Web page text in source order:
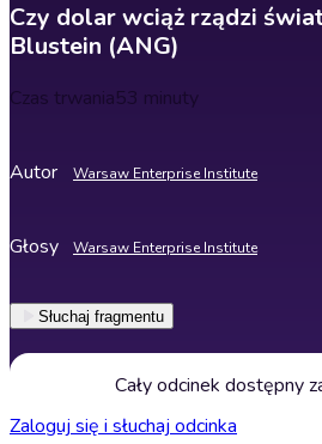
Czy dolar wciąż rządzi
Blustein (ANG)
Czas trwania53 minuty
Autor Warsaw Enterprise Institute
Głosy Warsaw Enterprise Institute
Słuchaj fragmentu
Cały odcinek dostępny
Zaloguj się i słuchaj odcinka